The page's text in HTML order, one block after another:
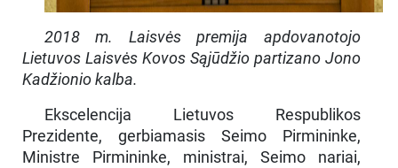
2018 m. Laisvės premija apdovanotojo
Lietuvos Laisvės Kovos Sąjūdžio partizano Jono
Kadžionio kalba.
Ekscelencija Lietuvos Respublikos
Prezidente, gerbiamasis Seimo Pirmininke,
Ministre Pirmininke, ministrai, Seimo nariai,